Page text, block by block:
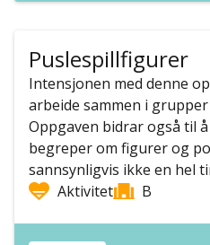
Puslespillfigurer
Intensjonen med denne
arbeide sammen i
Oppgaven bidrar også til
begreper om figurer og
sannsynligvis ikke en hel
Aktivitet
B